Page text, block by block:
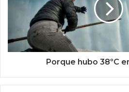
Porque hubo 38ºC